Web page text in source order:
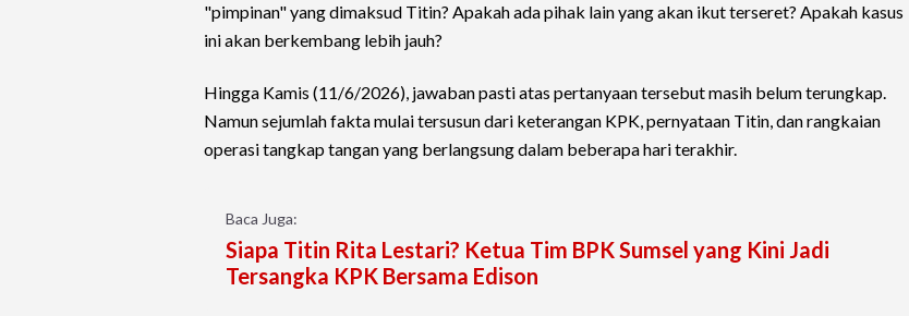
"pimpinan" yang dimaksud Titin? Apakah ada pihak lain yang akan ikut terseret? Apakah kasus
ini akan berkembang lebih jauh?
Hingga Kamis (11/6/2026), jawaban pasti atas pertanyaan tersebut masih belum terungkap.
Namun sejumlah fakta mulai tersusun dari keterangan KPK, pernyataan Titin, dan rangkaian
operasi tangkap tangan yang berlangsung dalam beberapa hari terakhir.
Baca Juga:
Siapa Titin Rita Lestari? Ketua Tim BPK Sumsel yang Kini Jadi
Tersangka KPK Bersama Edison